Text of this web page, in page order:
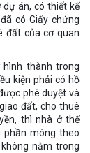
án, có thiết kế
có Giấy chứng
đất của cơ quan
thành trong
kiện phải có hồ
phê duyệt và
đất, cho thuê
thì nhà ở thế
phần móng theo
nằm trong